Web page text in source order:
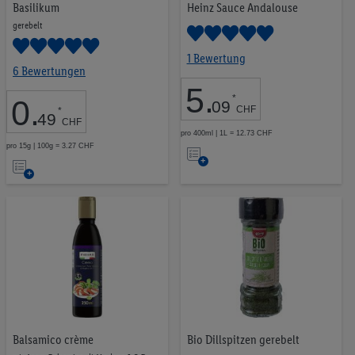
Basilikum
gerebelt
6 Bewertungen
0.49 *
CHF
pro 15g | 100g = 3.27 CHF
Auf
Merkliste
Heinz Sauce Andalouse
1 Bewertung
5.09 *
CHF
pro 400ml | 1L = 12.73 CHF
Auf
Merkliste
Balsamico crème Bio Dillspitzen gerebelt
Tiernahrung
Tabakwaren 23
Pflanzliche Proteine
Ausgewogene Snacks
LOS